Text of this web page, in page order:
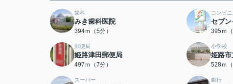
歯科
みき歯科医院
394ｍ（5分）
コンビ
セブ
395ｍ（
郵便局
姫路津田郵便局
497ｍ（7分）
小学校
姫路
528ｍ（
スーパー 銀行